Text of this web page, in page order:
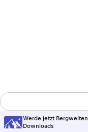
Werde jetzt
Downloads